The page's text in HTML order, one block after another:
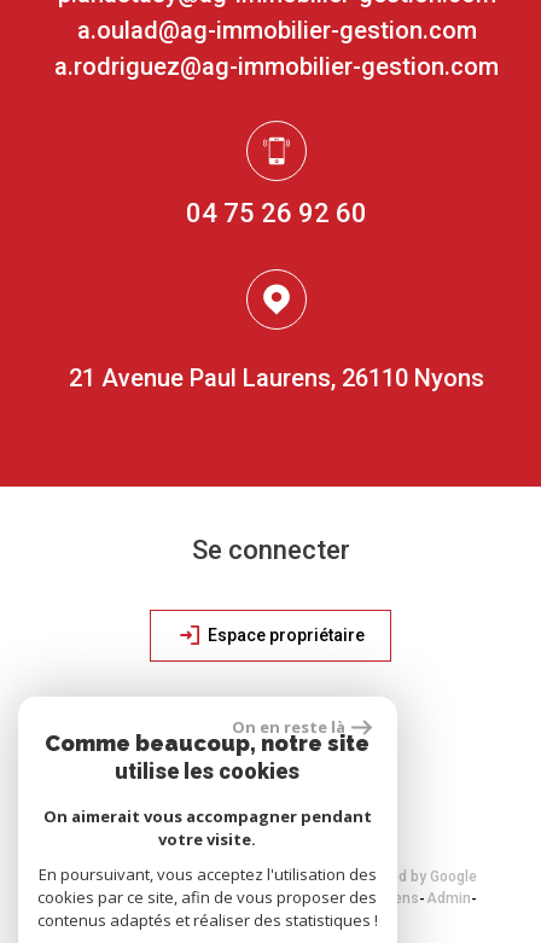
04 75 26 92 60
a.oulad@ag-immobilier-gestion.com
a.rodriguez@ag-immobilier-gestion.com
21 Avenue Paul Laurens, 26110 Nyons
Se connecter
Espace propriétaire
site réalisé par
© 2026 | Tous droits réservés | Traduction powered by Google
Plan du site Mentions légales Nos honoraires Liens Admin
Toutes nos annonces
Politique RGPD
On en reste là
Comme beaucoup, notre site
utilise les cookies
On aimerait vous accompagner pendant
votre visite.
En poursuivant, vous acceptez l'utilisation des
cookies par ce site, afin de vous proposer des
contenus adaptés et réaliser des statistiques !